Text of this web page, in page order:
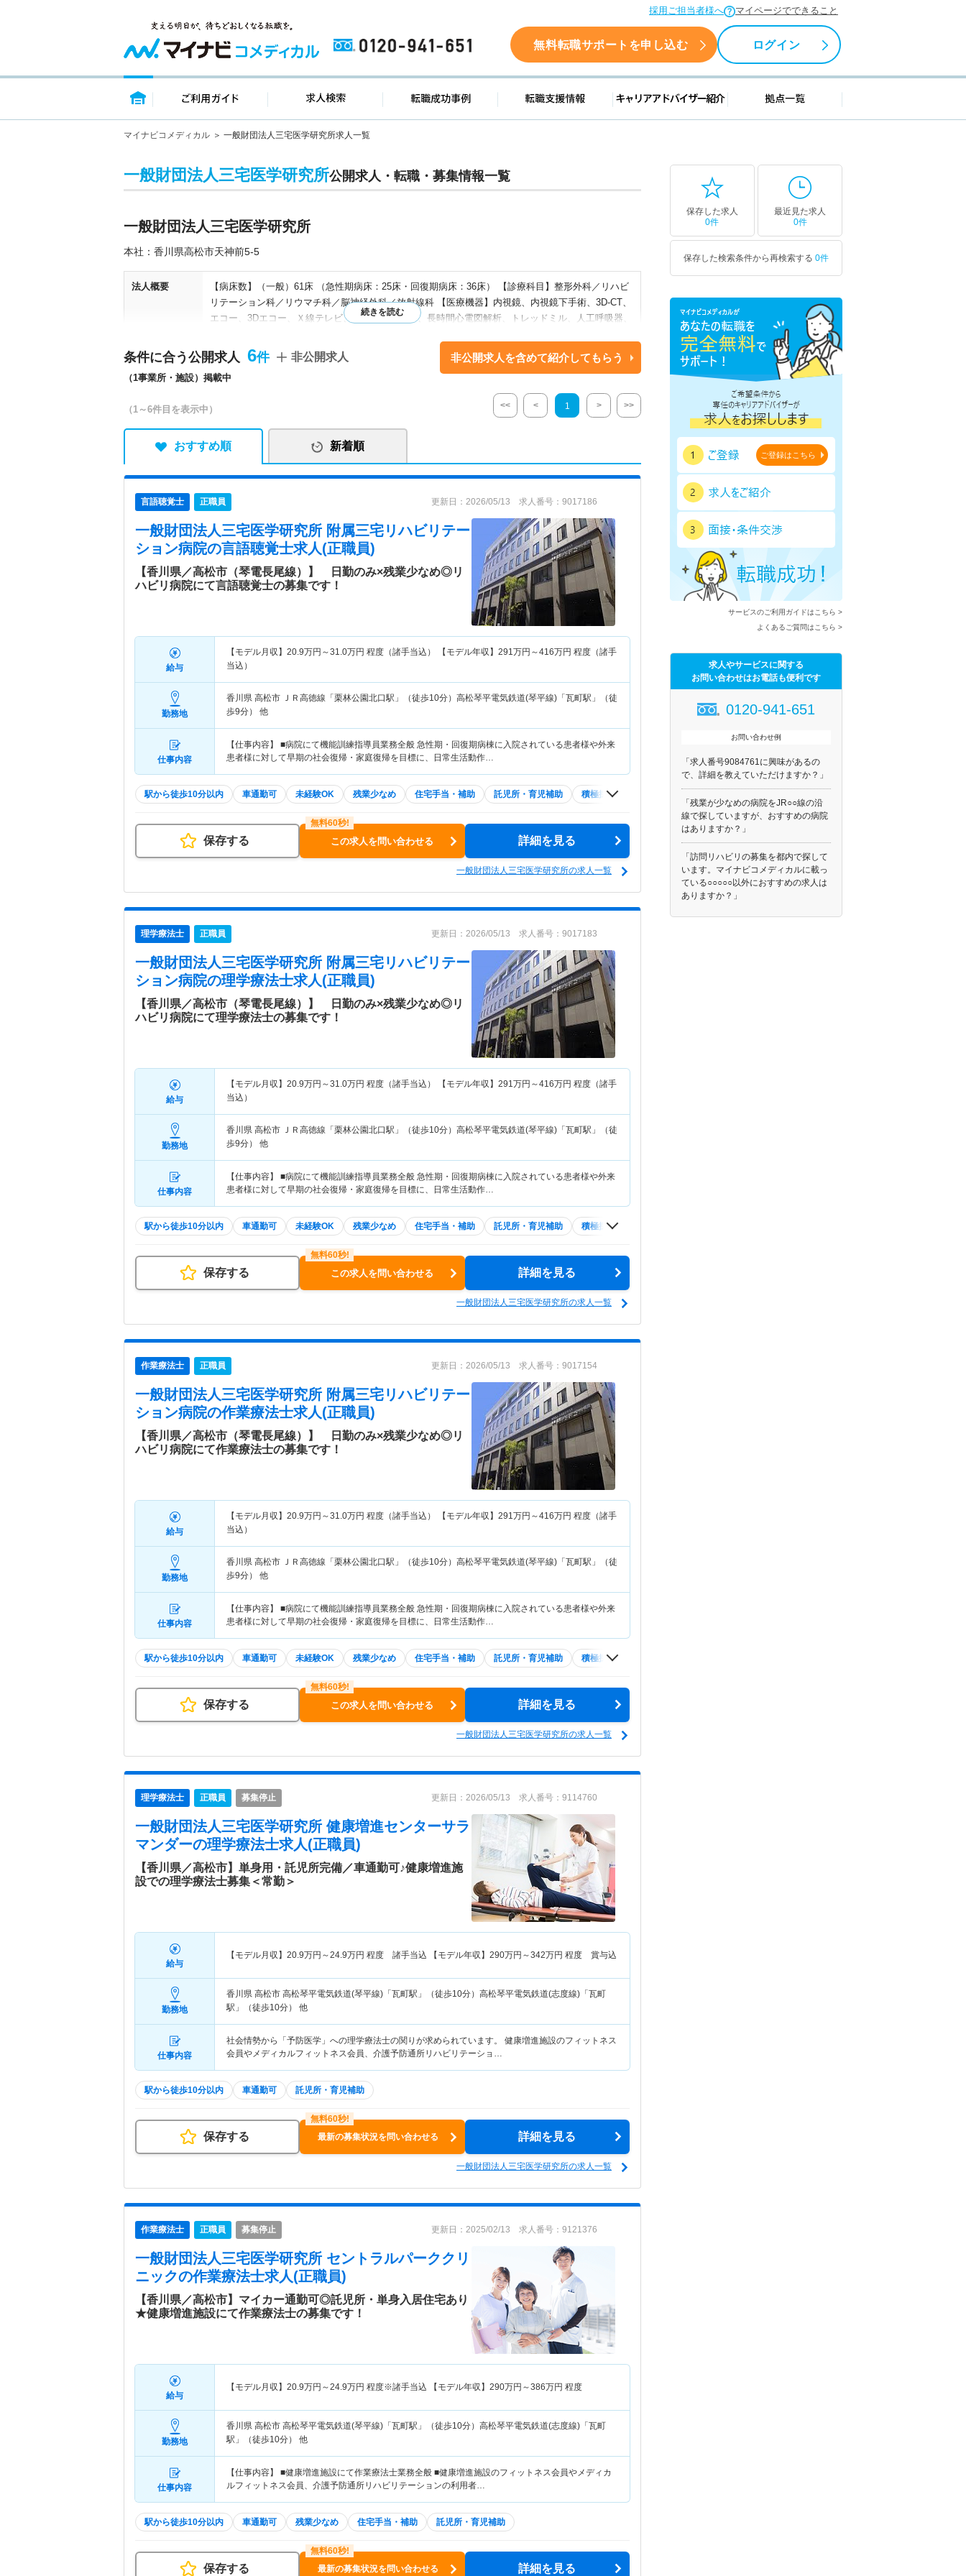
採用ご担当者様へ マイページでできること
0120-941-651 無料転職サポートを申し込む ログイン
トップページ ご利用ガイド 求人検索 転職成功事例 転職支援情報 キャリアアドバイザー紹介 拠点一覧
マイナビコメディカル 一般財団法人三宅医学研究所求人一覧
一般財団法人三宅医学研究所公開求人・転職・募集情報一覧
一般財団法人三宅医学研究所
本社：香川県高松市天神前5‐5
法人概要
【病床数】（一般）61床 （急性期病床：25床・回復期病床：36床） 【診療科目】整形外科／リハビ
リテーション科／リウマチ科／脳神経外科／放射線科 【医療機器】内視鏡、内視鏡下手術、3D-CT、
エコー、3Dエコー、Ｘ線テレビ、ホルター心電計、長時間心電図解析、トレッドミル、人工呼吸器、
H.23.3月)・入院47.9人/日(H.22.4-H.23.3月) 【平均在院日数】一般21日(H.22.4-H.23.3月) 【関連施
設】 ドック、通所リハビリ（デイケアサービス）、訪問看護、訪問診療、訪問リハビリ、介護支援、
診療所
病院情報補足 電子カルテ導入済み、オーダリングシステム導入済み
患者さまが快適な生活を送れるよう、質の高い医療を提供し、地域の健康維持や疾病予防に努めてい
条件に合う公開求人 6
（1事業所・施設）掲載中
非公開求人 非公開求人を含めて紹介してもらう
（1～6件目を表示中） << < 1 > >>
おすすめ順 新着順
言語聴覚士 正職員 更新日：2026/05/13 求人番号：9017186
一般財団法人三宅医学研究所 附属三宅リハビリテー
ション病院の言語聴覚士求人(正職員)
【香川県／高松市（琴電長尾線）】 日勤のみ×残業少なめ◎リ
ハビリ病院にて言語聴覚士の募集です！
給与
【モデル月収】 20.9万円～31.0万円 程度（諸手当込） 【モデル年収】 291万円～416万円 程度（諸手
当込）
勤務地
香川県 高松市 ＪＲ高徳線「栗林公園北口駅」（徒歩10分）高松琴平電気鉄道(琴平線)「瓦町駅」（徒
歩9分） 他
仕事内容
【仕事内容】 ■病院にて機能訓練指導員業務全般 急性期・回復期病棟に入院されている患者様や外来
患者様に対して早期の社会復帰・家庭復帰を目標に、日常生活動作…
駅から徒歩10分以内 車通勤可 未経験OK 残業少なめ 住宅手当・補助 託児所・育児補助 積極採用中
保存する この求人を問い合わせる 詳細を見る
一般財団法人三宅医学研究所の求人一覧
理学療法士 正職員 更新日：2026/05/13 求人番号：9017183
一般財団法人三宅医学研究所 附属三宅リハビリテー
ション病院の理学療法士求人(正職員)
【香川県／高松市（琴電長尾線）】 日勤のみ×残業少なめ◎リ
ハビリ病院にて理学療法士の募集です！
給与
【モデル月収】 20.9万円～31.0万円 程度（諸手当込） 【モデル年収】 291万円～416万円 程度（諸手
当込）
勤務地
香川県 高松市 ＪＲ高徳線「栗林公園北口駅」（徒歩10分）高松琴平電気鉄道(琴平線)「瓦町駅」（徒
歩9分） 他
仕事内容
【仕事内容】 ■病院にて機能訓練指導員業務全般 急性期・回復期病棟に入院されている患者様や外来
患者様に対して早期の社会復帰・家庭復帰を目標に、日常生活動作…
駅から徒歩10分以内 車通勤可 未経験OK 残業少なめ 住宅手当・補助 託児所・育児補助 積極採用中
保存する この求人を問い合わせる 詳細を見る
一般財団法人三宅医学研究所の求人一覧
作業療法士 正職員 更新日：2026/05/13 求人番号：9017154
一般財団法人三宅医学研究所 附属三宅リハビリテー
ション病院の作業療法士求人(正職員)
【香川県／高松市（琴電長尾線）】 日勤のみ×残業少なめ◎リ
ハビリ病院にて作業療法士の募集です！
給与
【モデル月収】 20.9万円～31.0万円 程度（諸手当込） 【モデル年収】 291万円～416万円 程度（諸手
当込）
勤務地
香川県 高松市 ＪＲ高徳線「栗林公園北口駅」（徒歩10分）高松琴平電気鉄道(琴平線)「瓦町駅」（徒
歩9分） 他
仕事内容
【仕事内容】 ■病院にて機能訓練指導員業務全般 急性期・回復期病棟に入院されている患者様や外来
患者様に対して早期の社会復帰・家庭復帰を目標に、日常生活動作…
駅から徒歩10分以内 車通勤可 未経験OK 残業少なめ 住宅手当・補助 託児所・育児補助 積極採用中
保存する この求人を問い合わせる 詳細を見る
一般財団法人三宅医学研究所の求人一覧
理学療法士 正職員 募集停止 更新日：2026/05/13 求人番号：9114760
一般財団法人三宅医学研究所 健康増進センターサラ
マンダーの理学療法士求人(正職員)
【香川県／高松市】単身用・託児所完備／車通勤可♪健康増進施
設での理学療法士募集＜常勤＞
給与
【モデル月収】 20.9万円～24.9万円 程度 諸手当込 【モデル年収】 290万円～342万円 程度 賞与込
勤務地
香川県 高松市 高松琴平電気鉄道(琴平線)「瓦町駅」（徒歩10分）高松琴平電気鉄道(志度線)「瓦町
駅」（徒歩10分） 他
仕事内容
社会情勢から「予防医学」への理学療法士の関りが求められています。 健康増進施設のフィットネス
会員やメディカルフィットネス会員、介護予防通所リハビリテーショ…
駅から徒歩10分以内 車通勤可 託児所・育児補助
保存する 最新の募集状況を問い合わせる 詳細を見る
一般財団法人三宅医学研究所の求人一覧
作業療法士 正職員 募集停止 更新日：2025/02/13 求人番号：9121376
一般財団法人三宅医学研究所 セントラルパーククリ
ニックの作業療法士求人(正職員)
【香川県／高松市】マイカー通勤可◎託児所・単身入居住宅あり
★健康増進施設にて作業療法士の募集です！
給与
【モデル月収】 20.9万円～24.9万円 程度※諸手当込 【モデル年収】 290万円～386万円 程度
勤務地
香川県 高松市 高松琴平電気鉄道(琴平線)「瓦町駅」（徒歩10分）高松琴平電気鉄道(志度線)「瓦町
駅」（徒歩10分） 他
仕事内容
【仕事内容】 ■健康増進施設にて作業療法士業務全般 ■健康増進施設のフィットネス会員やメディカ
ルフィットネス会員、介護予防通所リハビリテーションの利用者…
駅から徒歩10分以内 車通勤可 残業少なめ 住宅手当・補助 託児所・育児補助
保存する 最新の募集状況を問い合わせる 詳細を見る
保存した求人
0件
最近見た求人
0件
保存した検索条件から再検索する 0件
ご登録はこちら
サービスのご利用ガイドはこちら >
よくあるご質問はこちら >
求人やサービスに関する
お問い合わせはお電話も便利です
0120-941-651
お問い合わせ例
「求人番号9084761に興味があるの
で、詳細を教えていただけますか？」
「残業が少なめの病院をJR○○線の沿
線で探していますが、おすすめの病院
はありますか？」
「訪問リハビリの募集を都内で探して
います。マイナビコメディカルに載っ
ている○○○○○以外におすすめの求人は
ありますか？」